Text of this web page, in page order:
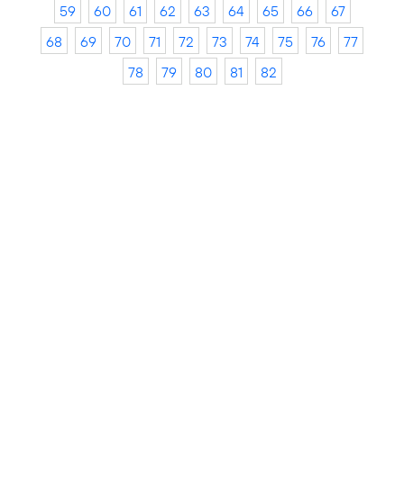
59
60 61 62 63 64 65 66
67
68
69 70 71 72 73 74 75 76
77
78
79 80 81 82